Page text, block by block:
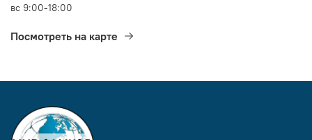
вс 9:00-18:00
Посмотреть на карте